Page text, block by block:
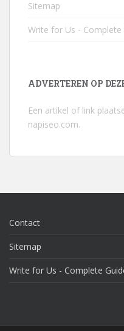
Sitemap
Write for Us - Complete
ADVERTEREN OP
Een artikel of link
napiseo.com.
Contact
Sitemap
Write for Us - Complete